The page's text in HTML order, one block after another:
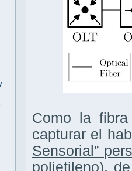
Como la
capturar el
Sensorial”
polietileno),